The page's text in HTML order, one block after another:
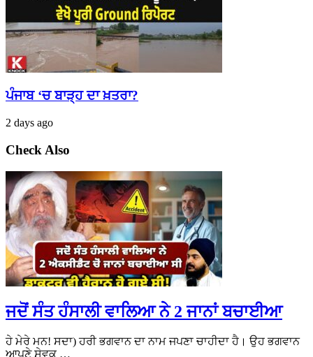
ਪੰਜਾਬ ‘ਚ ਬਾੜ੍ਹ ਦਾ ਖ਼ਤਰਾ?
2 days ago
Check Also
ਜਦੋਂ ਸੰਤ ਹੰਸਾਲੀ ਵਾਲਿਆ ਨੇ 2 ਜਾਨਾਂ ਬਚਾਈਆ
ਹੇ ਮੇਰੇ ਮਨ! ਸਦਾ) ਹਰੀ ਭਗਵਾਨ ਦਾ ਨਾਮ ਜਪਣਾ ਚਾਹੀਦਾ ਹੈ। ਉਹ ਭਗਵਾਨ
ਆਪਣੇ ਸੇਵਕ …